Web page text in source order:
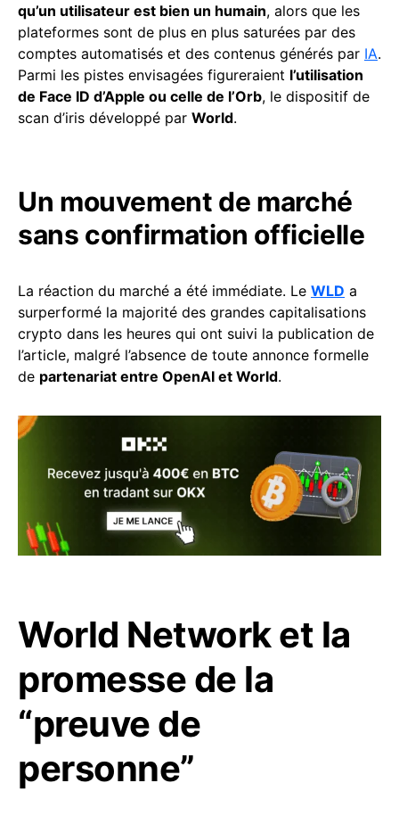
qu’un utilisateur est bien un humain, alors que les
plateformes sont de plus en plus saturées par des
comptes automatisés et des contenus générés par IA.
Parmi les pistes envisagées figureraient l’utilisation
de Face ID d’Apple ou celle de l’Orb, le dispositif de
scan d’iris développé par World.
Un mouvement de marché
sans confirmation officielle
La réaction du marché a été immédiate. Le WLD a
surperformé la majorité des grandes capitalisations
crypto dans les heures qui ont suivi la publication de
l’article, malgré l’absence de toute annonce formelle
de partenariat entre OpenAI et World.
World Network et la
promesse de la
“preuve de
personne”